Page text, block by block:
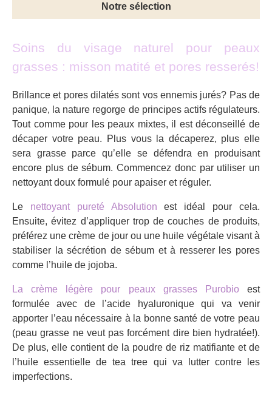
Notre sélection
Soins du visage naturel pour peaux
grasses : misson matité et pores resserés!
Brillance et pores dilatés sont vos ennemis jurés? Pas de
panique, la nature regorge de principes actifs régulateurs.
Tout comme pour les peaux mixtes, il est déconseillé de
décaper votre peau. Plus vous la décaperez, plus elle
sera grasse parce qu’elle se défendra en produisant
encore plus de sébum. Commencez donc par utiliser un
nettoyant doux formulé pour apaiser et réguler.
Le nettoyant pureté Absolution est idéal pour cela.
Ensuite, évitez d’appliquer trop de couches de produits,
préférez une crème de jour ou une huile végétale visant à
stabiliser la sécrétion de sébum et à resserer les pores
comme l’huile de jojoba.
La crème légère pour peaux grasses Purobioest
formulée avec de l’acide hyaluronique qui va venir
apporter l’eau nécessaire à la bonne santé de votre peau
(peau grasse ne veut pas forcément dire bien hydratée!).
De plus, elle contient de la poudre de riz matifiante et de
l’huile essentielle de tea tree qui va lutter contre les
imperfections.